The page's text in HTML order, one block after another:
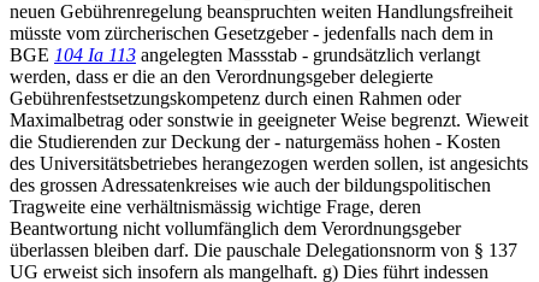
neuen Gebührenregelung beanspruchten weiten Handlungsfreiheit
müsste vom zürcherischen Gesetzgeber - jedenfalls nach dem in
BGE 104 Ia 113 angelegten Massstab - grundsätzlich verlangt
werden, dass er die an den Verordnungsgeber delegierte
Gebührenfestsetzungskompetenz durch einen Rahmen oder
Maximalbetrag oder sonstwie in geeigneter Weise begrenzt. Wieweit
die Studierenden zur Deckung der - naturgemäss hohen - Kosten
des Universitätsbetriebes herangezogen werden sollen, ist angesichts
des grossen Adressatenkreises wie auch der bildungspolitischen
Tragweite eine verhältnismässig wichtige Frage, deren
Beantwortung nicht vollumfänglich dem Verordnungsgeber
überlassen bleiben darf. Die pauschale Delegationsnorm von § 137
UG erweist sich insofern als mangelhaft. g) Dies führt indessen